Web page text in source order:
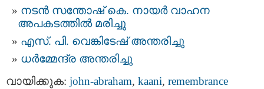
നടന്‍ സന്തോഷ് കെ. നായര്‍ വാഹന
അപകടത്തില്‍ മരിച്ചു
എസ്. പി. വെങ്കിടേഷ് അന്തരിച്ചു
ധര്‍മ്മേന്ദ്ര അന്തരിച്ചു
വായിക്കുക: john-abraham, kaani, remembrance